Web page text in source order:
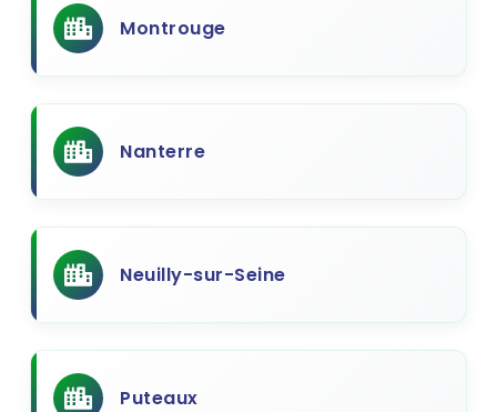
Montrouge
Nanterre
Neuilly-sur-Seine
Puteaux